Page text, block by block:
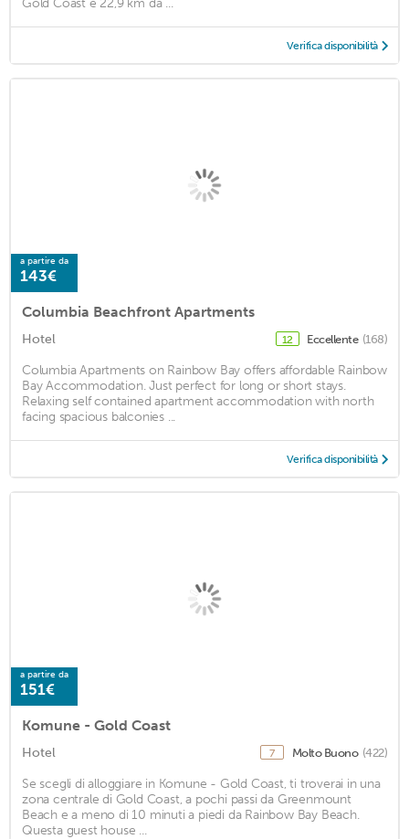
Verifica disponibilità
a partire da
143€
Columbia Beachfront Apartments
Hotel 12 Eccellente (168)
Columbia Apartments on Rainbow Bay offers affordable Rainbow
Bay Accommodation. Just perfect for long or short stays.
Relaxing self contained apartment accommodation with north
facing spacious balconies ...
Verifica disponibilità
a partire da
151€
Komune - Gold Coast
Hotel 7 Molto Buono (422)
Se scegli di alloggiare in Komune - Gold Coast, ti troverai in una
zona centrale di Gold Coast, a pochi passi da Greenmount
Beach e a meno di 10 minuti a piedi da Rainbow Bay Beach.
Questa guest house ...